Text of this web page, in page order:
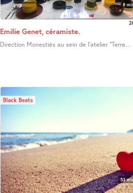
8
Emilie Genet, céramiste.
Direction Monestiés au sein de l’atelier "Terre...
53
Black Beats